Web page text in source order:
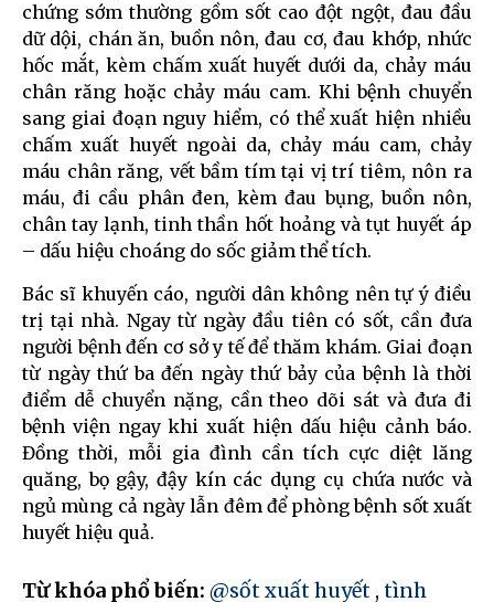
chứng sớm thường gồm sốt cao đột ngột, đau đầu
dữ dội, chán ăn, buồn nôn, đau cơ, đau khớp, nhức
hốc mắt, kèm chấm xuất huyết dưới da, chảy máu
chân răng hoặc chảy máu cam. Khi bệnh chuyển
sang giai đoạn nguy hiểm, có thể xuất hiện nhiều
chấm xuất huyết ngoài da, chảy máu cam, chảy
máu chân răng, vết bầm tím tại vị trí tiêm, nôn ra
máu, đi cầu phân đen, kèm đau bụng, buồn nôn,
chân tay lạnh, tinh thần hốt hoảng và tụt huyết áp
– dấu hiệu choáng do sốc giảm thể tích.
Bác sĩ khuyến cáo, người dân không nên tự ý điều
trị tại nhà. Ngay từ ngày đầu tiên có sốt, cần đưa
người bệnh đến cơ sở y tế để thăm khám. Giai đoạn
từ ngày thứ ba đến ngày thứ bảy của bệnh là thời
điểm dễ chuyển nặng, cần theo dõi sát và đưa đi
bệnh viện ngay khi xuất hiện dấu hiệu cảnh báo.
Đồng thời, mỗi gia đình cần tích cực diệt lăng
quăng, bọ gậy, đậy kín các dụng cụ chứa nước và
ngủ mùng cả ngày lẫn đêm để phòng bệnh sốt xuất
huyết hiệu quả.
Từ khóa phổ biến: @sốt xuất huyết , tình